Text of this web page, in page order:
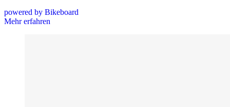
powered by Bikeboard
Mehr erfahren